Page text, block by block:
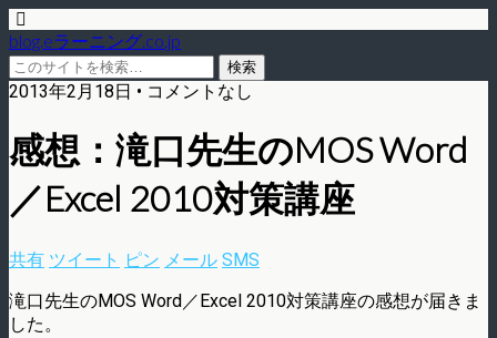
blog.eラーニング.co.jp
2013年2月18日 • コメントなし
感想：滝口先生のMOS Word
／Excel 2010対策講座
共有 ツイート ピン メール SMS
滝口先生のMOS Word／Excel 2010対策講座の感想が届きま
した。